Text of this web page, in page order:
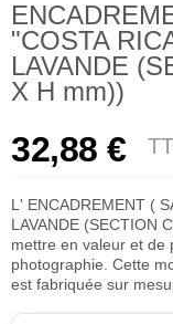
"COSTA
LAVANDE
X H mm))
32,88 €
L' ENCADREMENT (
LAVANDE (SECTION
mettre en valeur et
photographie. Cette
est fabriquée sur